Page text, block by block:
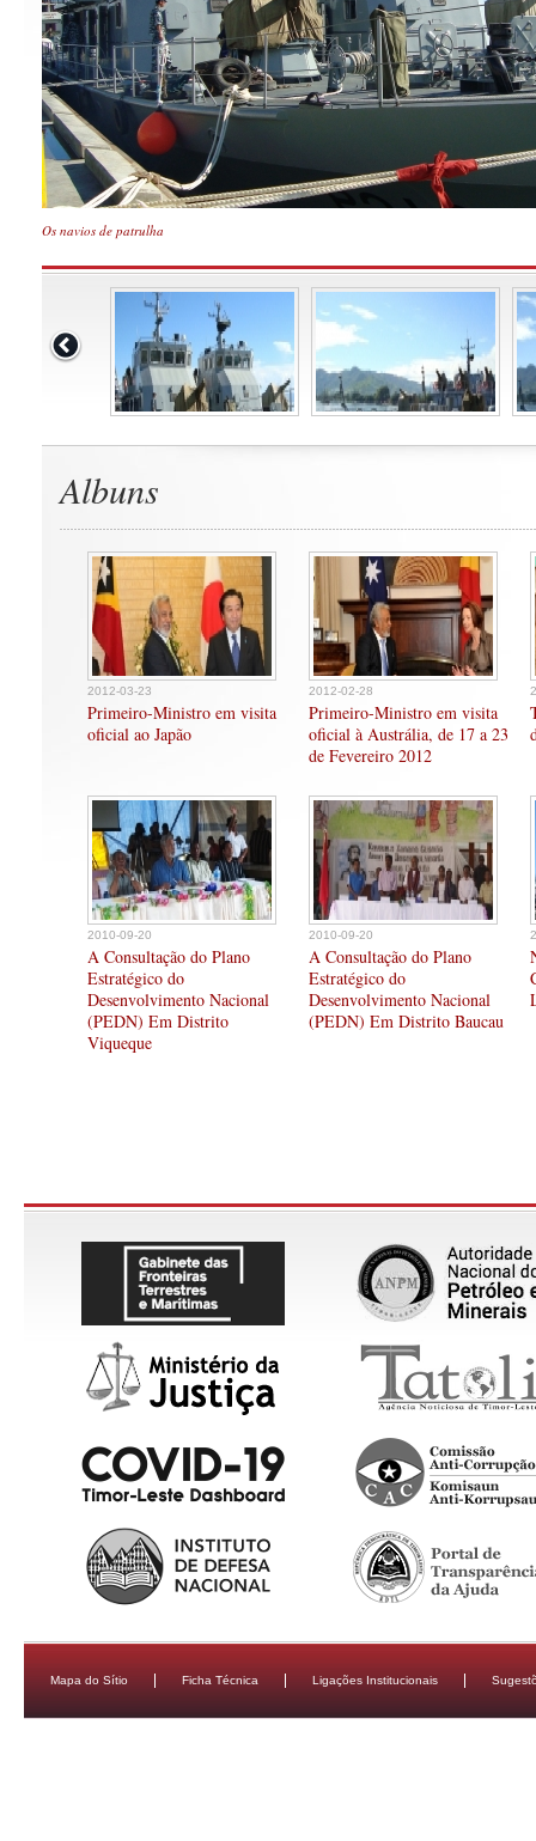
Os navios de patrulha
Albuns
2012-03-23
Primeiro-Ministro em visita
oficial ao Japão
2012-02-28
Primeiro-Ministro em visita
oficial à Austrália, de 17 a 23
de Fevereiro 2012
2010-09-20
A Consultação do Plano
Estratégico do
Desenvolvimento Nacional
(PEDN) Em Distrito
Viqueque
2010-09-20
A Consultação do Plano
Estratégico do
Desenvolvimento Nacional
(PEDN) Em Distrito Baucau
Mapa do Sítio Ficha Técnica Ligações Institucionais